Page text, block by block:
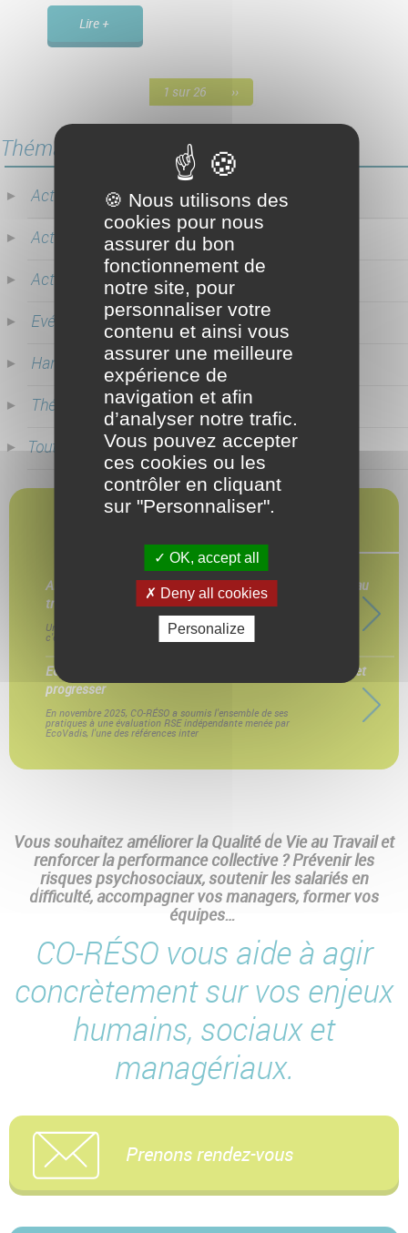
Lire +
1 sur 26 ››
Thématiques
Actualités CO-RÉSO(20)
Actualités législatives(48)
Actualités Partenaires(15)
Evénements(7)
Handicap
(1)
Thématique(1)
Toutes
(92 )
Arrêt maladie longue durée : comment préparer le retour au
travail ?
Un arrêt maladie de plusieurs semaines, parfois plusieurs mois :
c'es
EcoVadis et notre démarche RSE : structurer, apprendre et
progresser
En novembre 2025, CO-RÉSO a soumis l'ensemble de ses
pratiques à une évaluation RSE indépendante menée par
EcoVadis, l'une des références inter
Vous souhaitez améliorer la Qualité de Vie au Travail et
renforcer la performance collective ? Prévenir les
risques psychosociaux, soutenir les salariés en
difficulté, accompagner vos managers, former vos
équipes…
CO-RÉSO vous aide à agir
concrètement sur vos enjeux
humains, sociaux et
managériaux.
Prenons rendez-vous
🍪 Nous utilisons des
cookies pour nous
assurer du bon
fonctionnement de
notre site, pour
personnaliser votre
contenu et ainsi vous
assurer une meilleure
expérience de
navigation et afin
d’analyser notre trafic.
Vous pouvez accepter
ces cookies ou les
contrôler en cliquant
sur "Personnaliser".
OK, accept all
Deny all cookies
Personalize